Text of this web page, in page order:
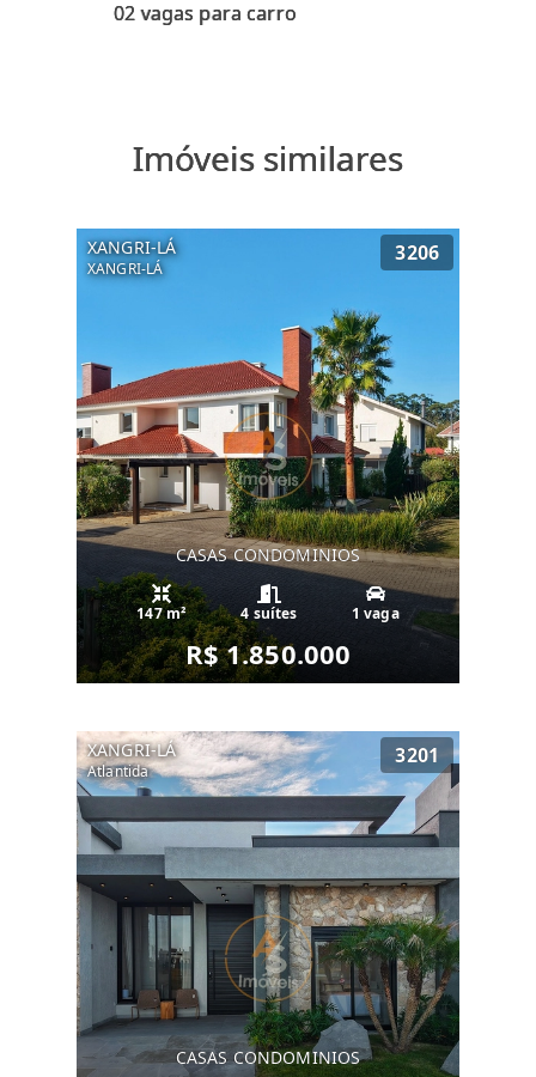
Imóveis similares
XANGRI-LÁ
XANGRI-LÁ
3206
CASAS CONDOMINIOS
147 m² 4 suítes 1 vaga
R$ 1.850.000
XANGRI-LÁ
Atlantida
3201
CASAS CONDOMINIOS